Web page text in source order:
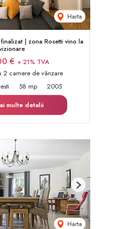
Harta
| zona Rosetti vino la
€ + 21% TVA
2 camere de vânzare
58 mp
2005
multe detalii
Harta
Next